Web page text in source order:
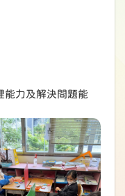
能力及解決問題能